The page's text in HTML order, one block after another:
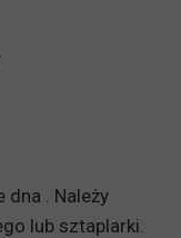
. Należy
lub sztaplarki.